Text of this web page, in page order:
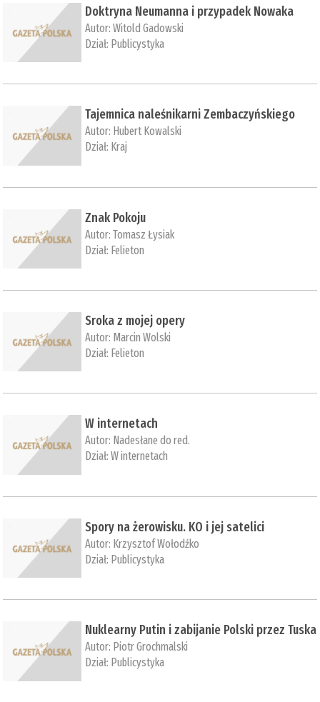
Doktryna Neumanna i przypadek Nowaka
Autor:Witold Gadowski
Dział: Publicystyka
Tajemnica naleśnikarni Zembaczyńskiego
Autor: Hubert Kowalski
Dział: Kraj
Znak Pokoju
Autor:Tomasz Łysiak
Dział: Felieton
Sroka z mojej opery
Autor: Marcin Wolski
Dział: Felieton
W internetach
Autor: Nadesłane do red.
Dział:W internetach
Spory na żerowisku. KO i jej satelici
Autor: Krzysztof Wołodźko
Dział: Publicystyka
Nuklearny Putin i zabijanie Polski przez Tuska
Autor: Piotr Grochmalski
Dział: Publicystyka